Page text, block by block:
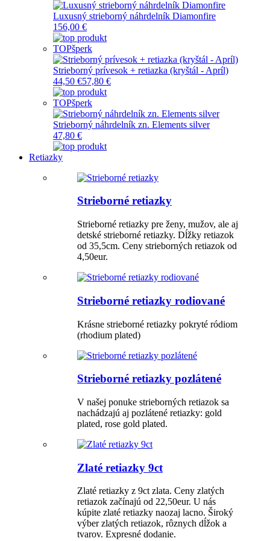
Luxusný strieborný náhrdelník Diamonfire
156,00 €
TOPšperk
Strieborný prívesok + retiazka (kryštál - Apríl)
44,50 €57,80 €
TOPšperk
Strieborný náhrdelník zn. Elements silver
47,80 €
Retiazky
Strieborné retiazky
Strieborné retiazky pre ženy, mužov, ale aj
detské strieborné retiazky. Dĺžky retiazok
od 35,5cm. Ceny strieborných retiazok od
4,50eur.
Strieborné retiazky rodiované
Krásne strieborné retiazky pokryté ródiom
(rhodium plated)
Strieborné retiazky pozlátené
V našej ponuke strieborných retiazok sa
nachádzajú aj pozlátené retiazky: gold
plated, rose gold plated.
Zlaté retiazky 9ct
Zlaté retiazky z 9ct zlata. Ceny zlatých
retiazok začínajú od 22,50eur. U nás
kúpite zlaté retiazky naozaj lacno. Široký
výber zlatých retiazok, rôznych dĺžok a
tvarov. Expresné dodanie.